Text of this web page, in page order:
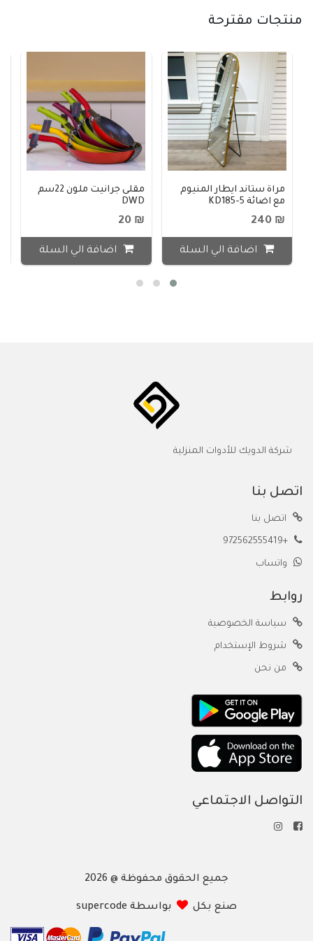
منتجات مقترحة
مرآة ستاند ايطار المنيوم
مع اضائة KD185-5
₪ 240
اضافة الي السلة
مقلى جرانيت ملون 22سم
DWD
₪ 20
اضافة الي السلة
شركة الدويك للأدوات المنزلية
اتصل بنا
اتصل بنا
+972562555419
واتساب
روابط
سياسة الخصوصية
شروط الإستخدام
من نحن
التواصل الاجتماعي
جميع الحقوق محفوظة @ 2026
صنع بكل بواسطة supercode